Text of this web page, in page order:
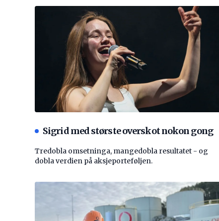
Sigrid med største overskot nokon gong
Tredobla omsetninga, mangedobla resultatet - og
dobla verdien på aksjeporteføljen.